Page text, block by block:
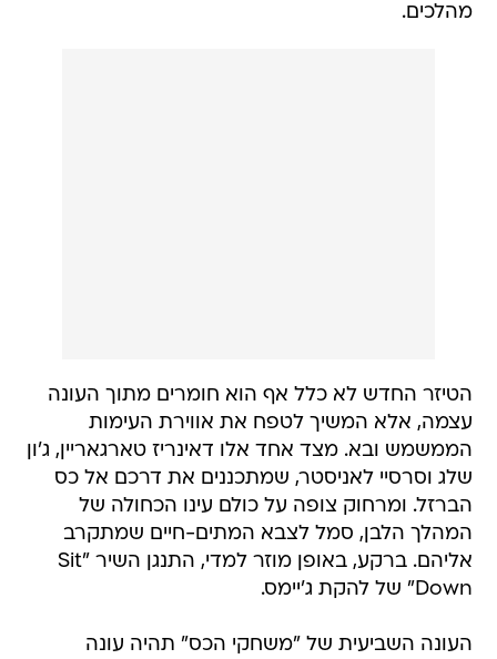
מהלכים.
הטיזר החדש לא כלל אף הוא חומרים מתוך העונה
עצמה, אלא המשיך לטפח את אווירת העימות
הממשמש ובא. מצד אחד אלו דאינריז טארגאריין, ג'ון
שלג וסרסיי לאניסטר, שמתכננים את דרכם אל כס
הברזל. ומרחוק צופה על כולם עינו הכחולה של
המהלך הלבן, סמל לצבא המתים-חיים שמתקרב
אליהם. ברקע, באופן מוזר למדי, התנגן השיר "Sit
Down" של להקת ג'יימס.
העונה השביעית של "משחקי הכס" תהיה עונה